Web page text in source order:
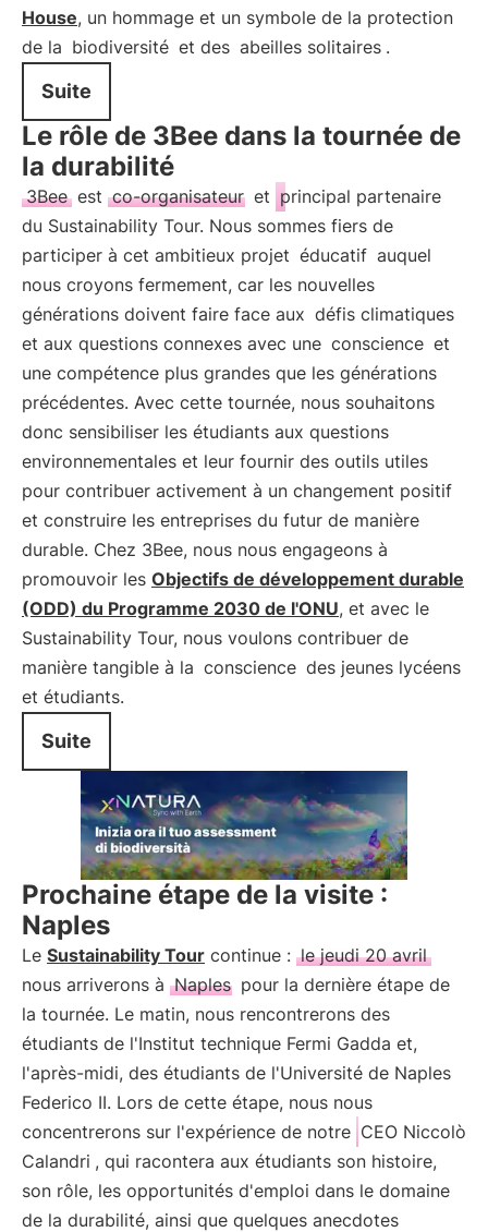
House, un hommage et un symbole de la protection
de la biodiversité et des abeilles solitaires .
Suite
Le rôle de 3Bee dans la tournée de
la durabilité
3Bee est co-organisateur et principal partenaire
du Sustainability Tour. Nous sommes fiers de
participer à cet ambitieux projet éducatif auquel
nous croyons fermement, car les nouvelles
générations doivent faire face aux défis climatiques
et aux questions connexes avec une conscience et
une compétence plus grandes que les générations
précédentes. Avec cette tournée, nous souhaitons
donc sensibiliser les étudiants aux questions
environnementales et leur fournir des outils utiles
pour contribuer activement à un changement positif
et construire les entreprises du futur de manière
durable. Chez 3Bee, nous nous engageons à
promouvoir les Objectifs de développement durable
(ODD) du Programme 2030 de l'ONU, et avec le
Sustainability Tour, nous voulons contribuer de
manière tangible à la conscience des jeunes lycéens
et étudiants.
Suite
Prochaine étape de la visite :
Naples
Le Sustainability Tour continue : le jeudi 20 avril
nous arriverons à Naples pour la dernière étape de
la tournée. Le matin, nous rencontrerons des
étudiants de l'Institut technique Fermi Gadda et,
l'après-midi, des étudiants de l'Université de Naples
Federico II. Lors de cette étape, nous nous
concentrerons sur l'expérience de notre CEO Niccolò
Calandri , qui racontera aux étudiants son histoire,
son rôle, les opportunités d'emploi dans le domaine
de la durabilité, ainsi que quelques anecdotes